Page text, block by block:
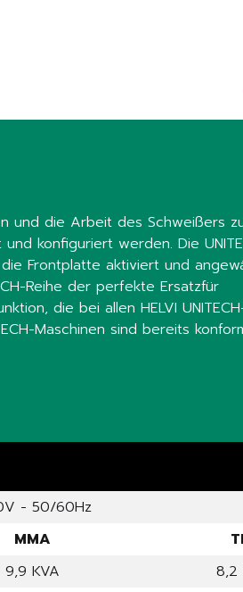
und die Arbeit des Schweißers
konfiguriert werden. Die
Frontplatte aktiviert und
Reihe der perfekte Ersatzfür
die bei allen HELVI
Maschinen sind bereits
- 50/60Hz
MMA
9,9 KVA
8,2